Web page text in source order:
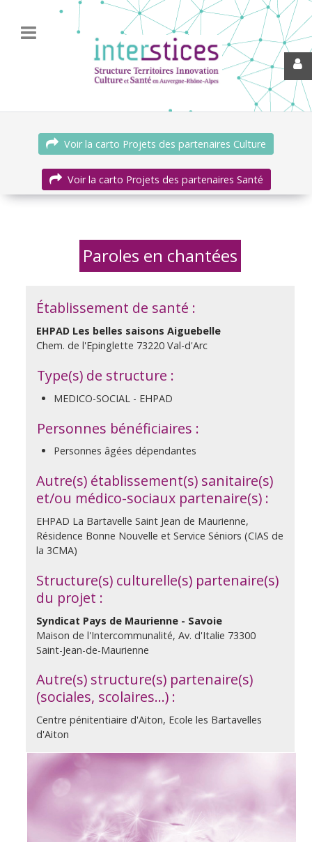
Voir la carto Projets des partenaires Culture
Voir la carto Projets des partenaires Santé
Paroles en chantées
Établissement de santé :
EHPAD Les belles saisons Aiguebelle
Chem. de l'Epinglette 73220 Val-d'Arc
Type(s) de structure :
MEDICO-SOCIAL - EHPAD
Personnes bénéficiaires :
Personnes âgées dépendantes
Autre(s) établissement(s) sanitaire(s)
et/ou médico-sociaux partenaire(s) :
EHPAD La Bartavelle Saint Jean de Maurienne,
Résidence Bonne Nouvelle et Service Séniors (CIAS de
la 3CMA)
Structure(s) culturelle(s) partenaire(s)
du projet :
Syndicat Pays de Maurienne - Savoie
Maison de l'Intercommunalité, Av. d'Italie 73300
Saint-Jean-de-Maurienne
Autre(s) structure(s) partenaire(s)
(sociales, scolaires…) :
Centre pénitentiaire d'Aiton, Ecole les Bartavelles
d'Aiton